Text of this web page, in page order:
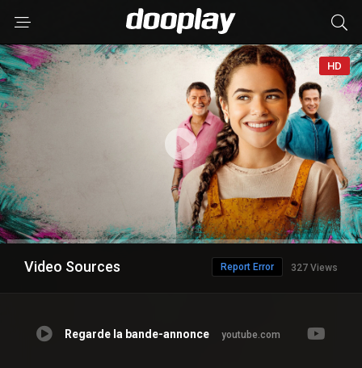
HD
Video Sources 327 Views
Report Error
Regarde la bande-annonce youtube.com